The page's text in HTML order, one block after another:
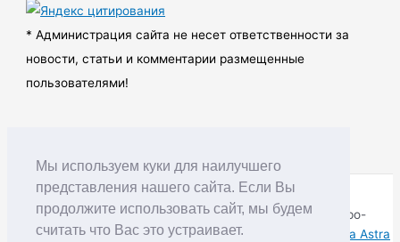
Мы используем куки для наилучшего
представления нашего сайта. Если Вы
продолжите использовать сайт, мы будем
считать что Вас это устраивает.
ы
* Администрация сайта не несет ответственности за
новости, статьи и комментарии размещенные
пользователями!
Copyright © RUDNIK.MOBI 28.06.2008 - 2026 | Северо-
Енисейский округ Красноярского края | Powered by
Тема Astra